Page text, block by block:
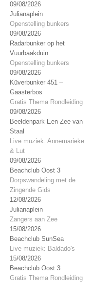
09/08/2026
Julianaplein
Openstelling bunkers
09/08/2026
Radarbunker op het
Vuurbaakduin.
Openstelling bunkers
09/08/2026
Küverbunker 451 –
Gaasterbos
Gratis Thema Rondleiding
09/08/2026
Beeldenpark Een Zee van
Staal
Live muziek: Annemarieke
& Lut
09/08/2026
Beachclub Oost 3
Dorpswandeling met de
Zingende Gids
12/08/2026
Julianaplein
Zangers aan Zee
15/08/2026
Beachclub SunSea
Live muziek: Baldado's
15/08/2026
Beachclub Oost 3
Gratis Thema Rondleiding